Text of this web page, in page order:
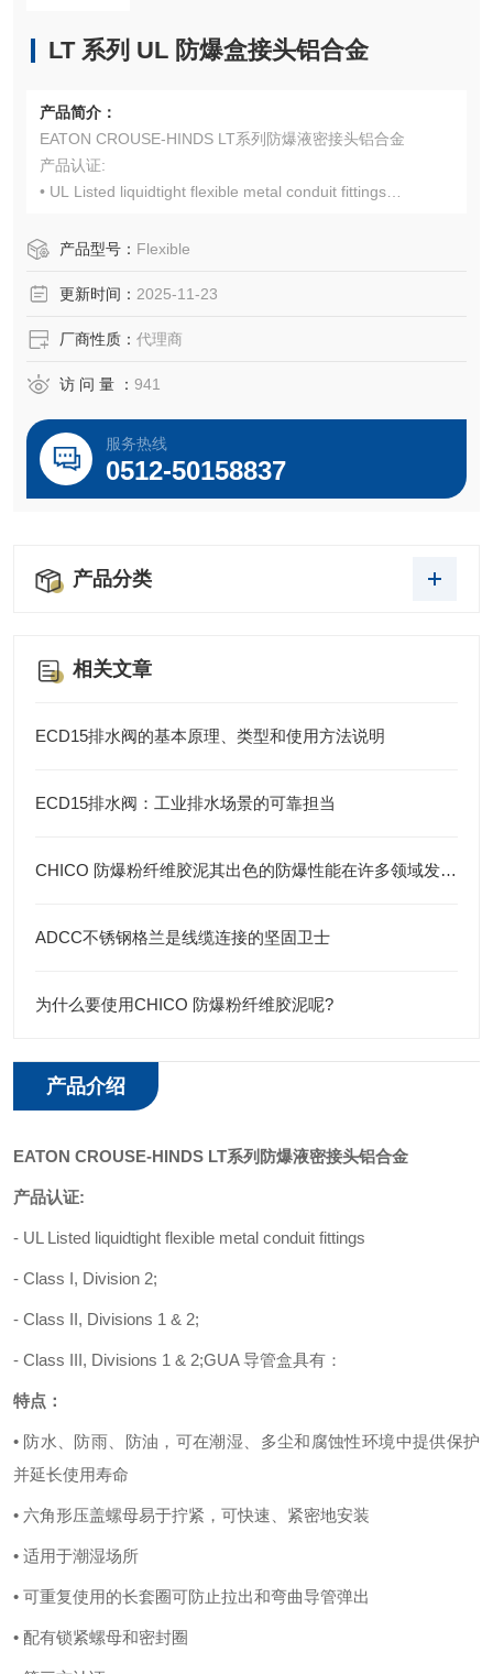
LT 系列 UL 防爆盒接头铝合金
产品简介：
EATON CROUSE-HINDS LT系列防爆液密接头铝合金
产品认证:
• UL Listed liquidtight flexible metal conduit fittings
- Class II, Divisions 1 & 2;
产品型号： Flexible
更新时间： 2025-11-23
厂商性质： 代理商
访 问 量 ： 941
服务热线
0512-50158837
产品分类
相关文章
ECD15排水阀的基本原理、类型和使用方法说明
ECD15排水阀：工业排水场景的可靠担当
CHICO 防爆粉纤维胶泥其出色的防爆性能在许多领域发挥着重要的作用
ADCC不锈钢格兰是线缆连接的坚固卫士
为什么要使用CHICO 防爆粉纤维胶泥呢?
产品介绍
EATON CROUSE-HINDS LT系列防爆液密接头铝合金
产品认证:
- UL Listed liquidtight flexible metal conduit fittings
- Class I, Division 2;
- Class II, Divisions 1 & 2;
- Class III, Divisions 1 & 2;GUA 导管盒具有：
特点：
• 防水、防雨、防油，可在潮湿、多尘和腐蚀性环境中提供保护
并延长使用寿命
• 六角形压盖螺母易于拧紧，可快速、紧密地安装
• 适用于潮湿场所
• 可重复使用的长套圈可防止拉出和弯曲导管弹出
• 配有锁紧螺母和密封圈